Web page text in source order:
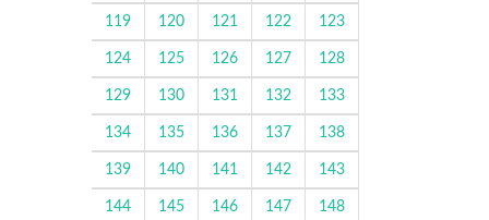
119 120 121 122 123
124 125 126 127 128
129 130 131 132 133
134 135 136 137 138
139 140 141 142 143
144 145 146 147 148